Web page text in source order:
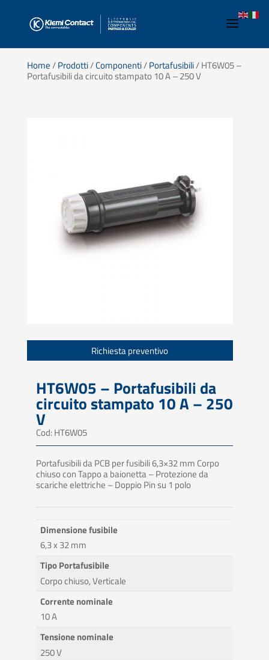
Home/Prodotti/Componenti/Portafusibili/ HT6W05 –
Portafusibili da circuito stampato 10 A – 250 V
Richiesta preventivo
HT6W05 – Portafusibili da
circuito stampato 10 A – 250
V
Cod: HT6W05
Portafusibili da PCB per fusibili 6,3×32 mm Corpo
chiuso con Tappo a baionetta – Protezione da
scariche elettriche – Doppio Pin su 1 polo
Dimensione fusibile
6,3 x 32 mm
Tipo Portafusibile
Corpo chiuso, Verticale
Corrente nominale
10 A
Tensione nominale
250 V